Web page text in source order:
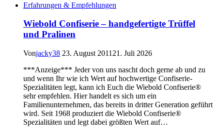
Erfahrungen & Empfehlungen
Wiebold Confiserie – handgefertigte Trüffel
und Pralinen
Vonjacky38 23. August 2011 21. Juli 2026
***Anzeige*** Jeder von uns nascht doch gerne ab und zu
und wenn Ihr wie ich Wert auf hochwertige Confiserie-
Spezialitäten legt, kann ich Euch die Wiebold Confiserie®
sehr empfehlen. Hier handelt es sich um ein
Familienunternehmen, das bereits in dritter Generation geführt
wird. Seit 1968 produziert die Wiebold Confiserie®
Spezialitäten und legt dabei größten Wert auf…